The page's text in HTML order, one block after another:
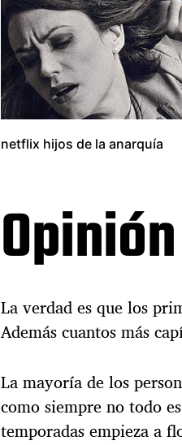
netflix hijos de la anarquía
La verdad es que los
Además cuantos más
La mayoría de los
como siempre no todo
temporadas empieza a